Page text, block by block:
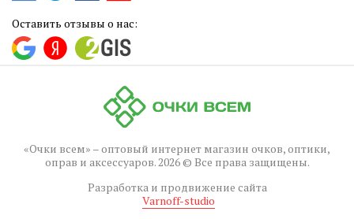
Оставить отзывы о нас:
«Очки всем» – оптовый интернет магазин очков, оптики,
оправ и аксессуаров. 2026 © Все права защищены.
Разработка и продвижение сайта
Varnoff-studio